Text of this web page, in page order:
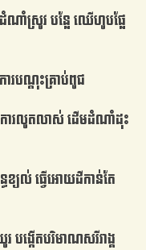
ណាំស្រូវ បន្លែ ឈើហូបផ្លែ
របណ្តុះគ្រាប់ពូជ
ារលូតលាស់ ដើមដំណាំដុះ
ខ្យល់ ធ្វើអោយដីកាន់តែ
បង្កើតបរិមាណសរីរាង្គ